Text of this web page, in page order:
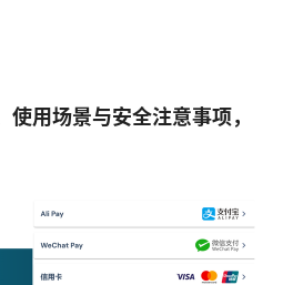
用场景与安全注意事项，